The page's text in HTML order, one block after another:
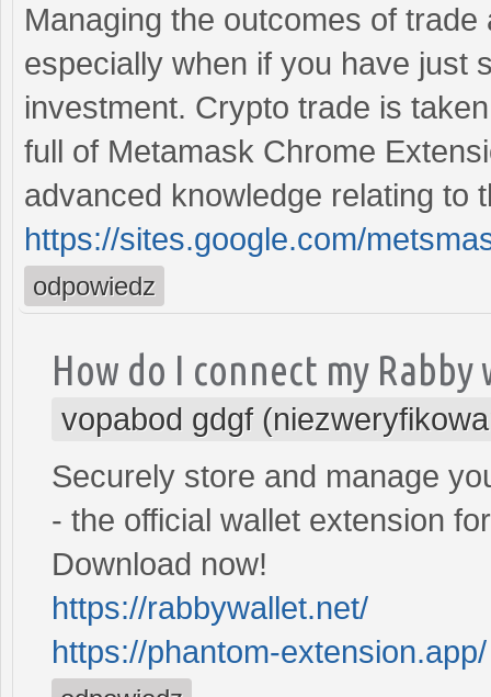
Managing the outcomes of
especially when if you have just
investment. Crypto trade is
full of Metamask Chrome
advanced knowledge relating to
https://sites.google.com/
odpowiedz
How do I connect my Rabby
vopabod gdgf
Securely store and manage
- the official wallet extension
Download now!
https://rabbywallet.net/
https://phantom-extension.app/